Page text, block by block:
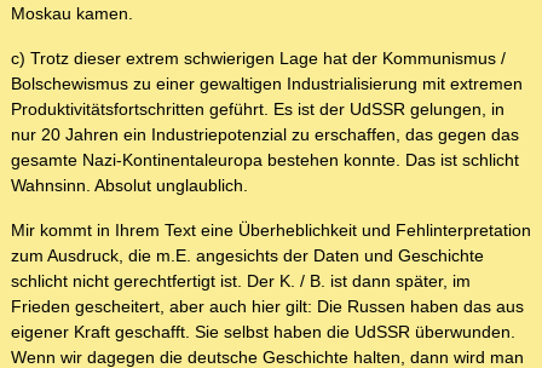
Moskau kamen.
c) Trotz dieser extrem schwierigen Lage hat der Kommunismus /
Bolschewismus zu einer gewaltigen Industrialisierung mit extremen
Produktivitätsfortschritten geführt. Es ist der UdSSR gelungen, in
nur 20 Jahren ein Industriepotenzial zu erschaffen, das gegen das
gesamte Nazi-Kontinentaleuropa bestehen konnte. Das ist schlicht
Wahnsinn. Absolut unglaublich.
Mir kommt in Ihrem Text eine Überheblichkeit und Fehlinterpretation
zum Ausdruck, die m.E. angesichts der Daten und Geschichte
schlicht nicht gerechtfertigt ist. Der K. / B. ist dann später, im
Frieden gescheitert, aber auch hier gilt: Die Russen haben das aus
eigener Kraft geschafft. Sie selbst haben die UdSSR überwunden.
Wenn wir dagegen die deutsche Geschichte halten, dann wird man